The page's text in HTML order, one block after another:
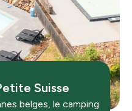
Suisse
belges, le camping